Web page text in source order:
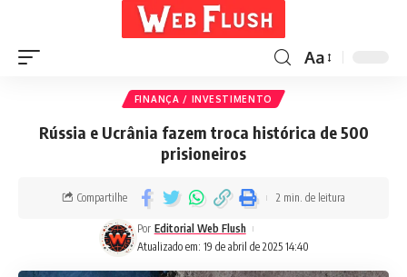
Aa
FINANÇA / INVESTIMENTO
Rússia e Ucrânia fazem troca histórica de 500
prisioneiros
Atualizado em: 19 de abril de 2025 14:40
Por Editorial Web Flush
Compartilhe 2 min. de leitura